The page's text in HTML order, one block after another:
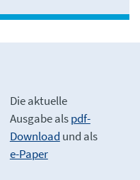
Die aktuelle
Ausgabe alspdf-
Download und als
e-Paper